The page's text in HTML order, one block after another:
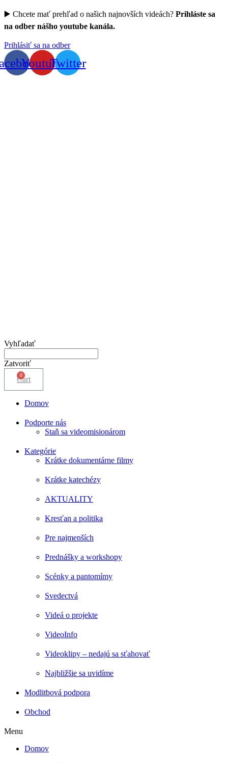
▶️ Chcete mať prehľad o našich najnovších videách? Prihláste sa
na odber nášho youtube kanála.
Prihlásiť sa na odber
YoutubeTwitter
Vyhľadať
Zatvoriť
Cart
Domov
Podporte nás
Staň sa videomisionárom
Kategórie
Krátke dokumentárne filmy
Krátke katechézy
AKTUALITY
Kresťan a politika
Pre najmenších
Prednášky a workshopy
Scénky a pantomímy
Svedectvá
Videá o projekte
VideoInfo
Videoklipy – nedajú sa sťahovať
Najbližšie sa uvidíme
Modlitbová podpora
Obchod
Menu
Domov